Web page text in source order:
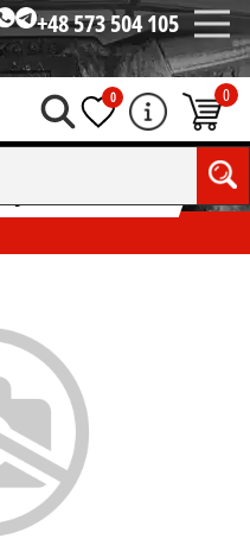
+48 573 504 105
0 0
NA DOBY"